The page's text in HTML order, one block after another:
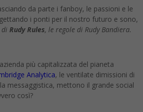
da parte i fanboy, le passioni e le
i ponti per il nostro futuro e sono,
di Rudy Rules, le regole di Rudy Bandiera.
più capitalizzata del pianeta
Analytica, le ventilate dimissioni di
messaggistica, mettono il grande social
così?